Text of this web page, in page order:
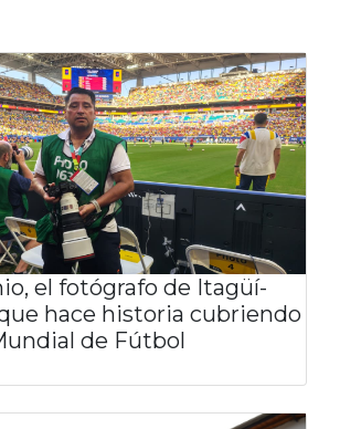
el fotógrafo de Itagüí-
hace historia cubriendo
de Fútbol